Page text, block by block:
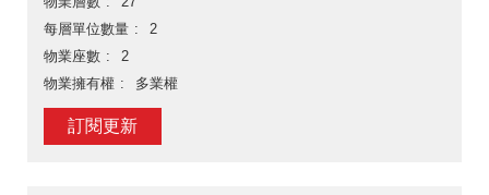
每層單位數量
2
物業座數
2
物業擁有權
多業權
訂閱更新